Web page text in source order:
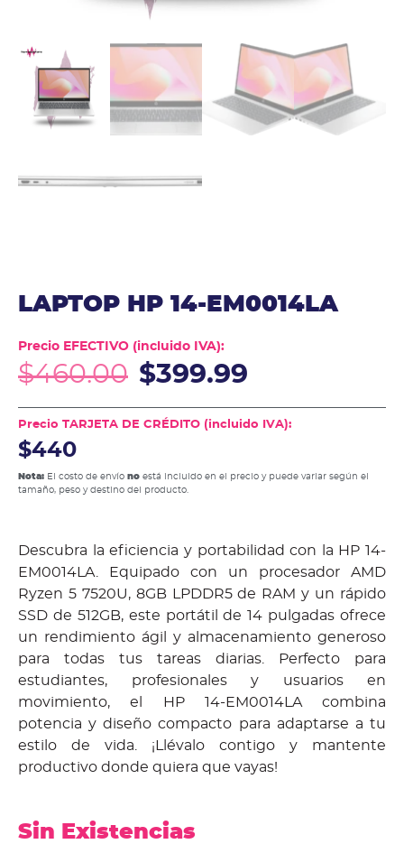
LAPTOP HP 14-EM0014LA
Precio EFECTIVO (incluido IVA):
$460.00 $399.99
Precio TARJETA DE CRÉDITO (incluido IVA):
$440
Nota: El costo de envío no está incluido en el precio y puede variar según el
tamaño, peso y destino del producto.
Descubra la eficiencia y portabilidad con la HP 14-
EM0014LA. Equipado con un procesador AMD
Ryzen 5 7520U, 8GB LPDDR5 de RAM y un rápido
SSD de 512GB, este portátil de 14 pulgadas ofrece
un rendimiento ágil y almacenamiento generoso
para todas tus tareas diarias. Perfecto para
estudiantes, profesionales y usuarios en
movimiento, el HP 14-EM0014LA combina
potencia y diseño compacto para adaptarse a tu
estilo de vida. ¡Llévalo contigo y mantente
productivo donde quiera que vayas!
Sin Existencias